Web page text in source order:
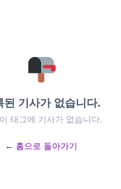
된 기사가 없습니다.
태그에 기사가 없습니다.
← 홈으로 돌아가기